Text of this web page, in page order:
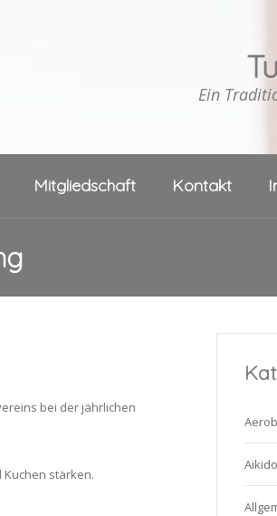
Ein
Mitgliedschaft Kontakt
bei der jährlichen
Kuchen stärken.
Aikido